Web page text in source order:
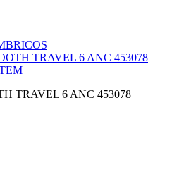
TRAVEL 6 ANC 453078